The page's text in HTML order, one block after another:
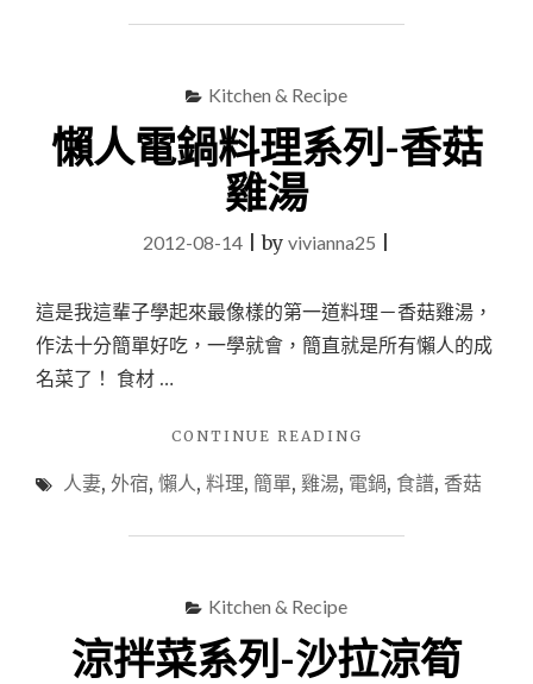
料
竹
筍
Kitchen & Recipe
懶人電鍋料理系列-香菇
雞湯
2012-08-14 |by vivianna25
這是我這輩子學起來最像樣的第一道料理－香菇雞湯，
作法十分簡單好吃，一學就會，簡直就是所有懶人的成
名菜了！ 食材 …
CONTINUE READING
電
料
香
菇
人妻, 外宿, 懶人 , 料理, 簡單, 雞湯, 電鍋, 食譜, 香菇
Kitchen & Recipe
涼拌菜系列-沙拉涼筍